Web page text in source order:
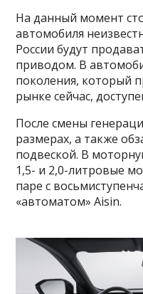
На данный момент
автомобиля
России будут
приводом. В
поколения, который
рынке сейчас,
После смены
размерах, а также
подвеской. В
1,5- и 2,0-литровые
паре с
«автоматом» Aisin.